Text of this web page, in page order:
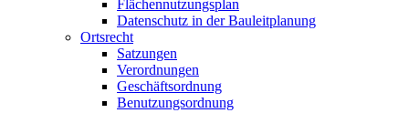
Flächennutzungsplan
Datenschutz in der Bauleitplanung
Ortsrecht
Satzungen
Verordnungen
Geschäftsordnung
Benutzungsordnung